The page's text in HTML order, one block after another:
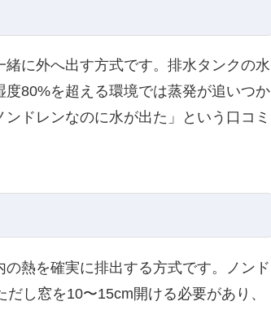
に外へ出す方式です。排水タンクの水
80%を超える環境では蒸発が追いつか
ドレンなのに水が出た」という口コミ
熱を確実に排出する方式です。ノンド
し窓を10〜15cm開ける必要があり、